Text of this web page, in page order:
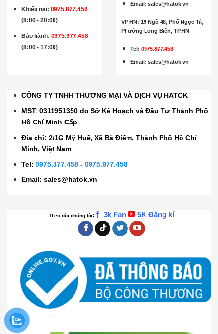
Khiếu nại: 0975.877.458
(8:00 - 20:00)
Bảo hành:0975.977.458
(8:00 - 17:00)
Email:sales@hatok.vn
VP HN: 19 Ngõ 48, Phố Ngọc Trì,
Phường Long Biên, TP.HN
Tel: 0975.877.458
Email :sales@hatok.vn
CÔNG TY TNHH THƯƠNG MẠI VÀ DỊCH VỤ HATOK
MST: 0311951350 do Sở Kế Hoạch và Đầu Tư Thành Phố
Hồ Chí Minh Cấp
Địa chỉ: 2/1G Mỹ Huề, Xã Bà Điểm, Thành Phố Hồ Chí
Minh, Việt Nam
Tel:0975.877.458 -0975.977.458
Email:sales@hatok.vn
Theo dõi chúng tôi: 3k Fan 5K Đăng kí